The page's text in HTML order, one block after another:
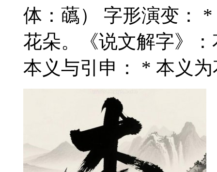
体：蘤） 字形演变：
花朵。《说文解字》
本义与引申： * 本义